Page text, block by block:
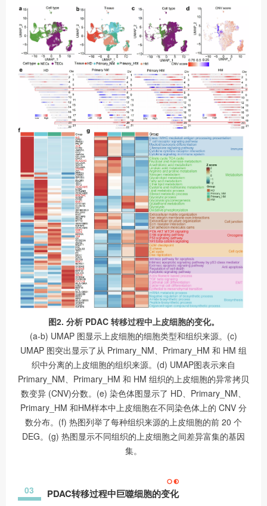
图2. 分析 PDAC 转移过程中上皮细胞的变化。
(a-b) UMAP 图显示上皮细胞的细胞类型和组织来源。(c)
UMAP 图突出显示了从 Primary_NM、Primary_HM 和 HM 组
织中分离的上皮细胞的组织来源。(d) UMAP图表示来自
Primary_NM、Primary_HM 和 HM 组织的上皮细胞的异常拷贝
数变异 (CNV)分数。(e) 染色体图显示了 HD、Primary_NM、
Primary_HM 和HM样本中上皮细胞在不同染色体上的 CNV 分
数分布。(f) 热图列举了每种组织来源的上皮细胞的前 20 个
DEG。(g) 热图显示不同组织的上皮细胞之间差异富集的基因
集。
03 PDAC转移过程中巨噬细胞的变化